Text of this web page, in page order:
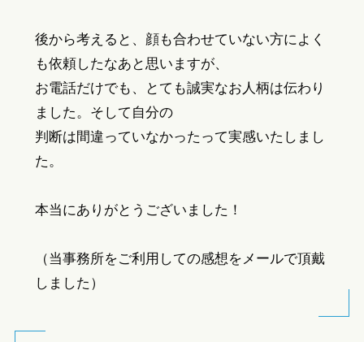
後から考えると、顔も合わせていない方によく
も依頼したなあと思いますが、
お電話だけでも、とても誠実なお人柄は伝わり
ました。そして自分の
判断は間違っていなかったって実感いたしまし
た。
本当にありがとうございました！
（当事務所をご利用しての感想をメールで頂戴
しました）